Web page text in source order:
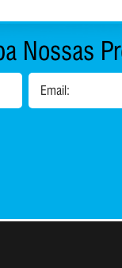
Nossas
Email: